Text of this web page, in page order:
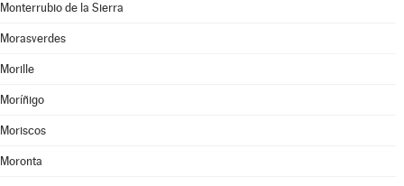
Monterrubio de la Sierra
Morasverdes
Morille
Moríñigo
Moriscos
Moronta